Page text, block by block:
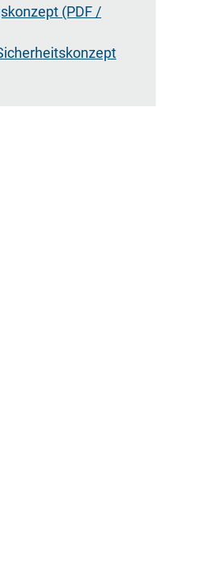
(PDF /